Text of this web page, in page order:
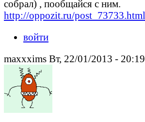
собрал) , пообщайся с ним.
http://oppozit.ru/post_73733.html
войти
maxxxims Вт, 22/01/2013 - 20:19